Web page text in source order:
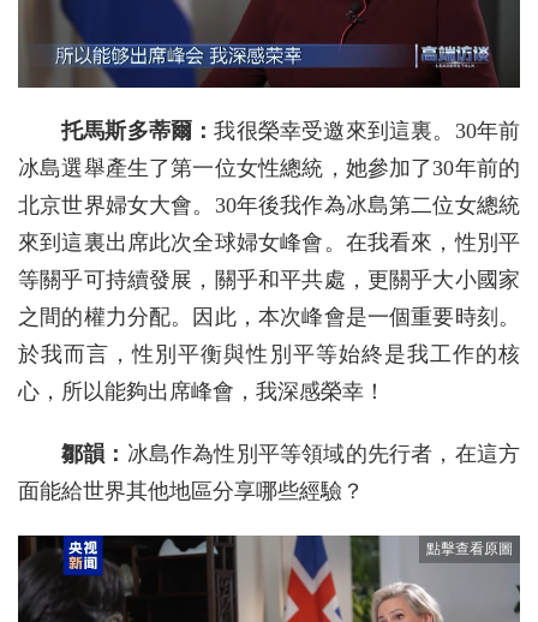
托馬斯多蒂爾：我很榮幸受邀來到這裏。30年前
冰島選舉產生了第一位女性總統，她參加了30年前的
北京世界婦女大會。30年後我作為冰島第二位女總統
來到這裏出席此次全球婦女峰會。在我看來，性別平
等關乎可持續發展，關乎和平共處，更關乎大小國家
之間的權力分配。因此，本次峰會是一個重要時刻。
於我而言，性別平衡與性別平等始終是我工作的核
心，所以能夠出席峰會，我深感榮幸！
鄒韻： 冰島作為性別平等領域的先行者，在這方
面能給世界其他地區分享哪些經驗？